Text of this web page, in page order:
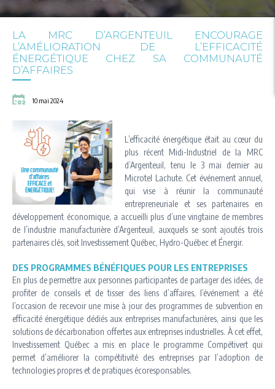
LA MRC D’ARGENTEUIL ENCOURAGE
L’AMÉLIORATION DE L’EFFICACITÉ
ÉNERGÉTIQUE CHEZ SA COMMUNAUTÉ
D’AFFAIRES
10 mai 2024
L’efficacité énergétique était au cœur du
plus récent Midi-Industriel de la MRC
d’Argenteuil, tenu le 3 mai dernier au
Microtel Lachute. Cet événement annuel,
qui vise à réunir la communauté
entrepreneuriale et ses partenaires en
développement économique, a accueilli plus d’une vingtaine de membres
de l’industrie manufacturière d’Argenteuil, auxquels se sont ajoutés trois
partenaires clés, soit Investissement Québec, Hydro-Québec et Énergir.
DES PROGRAMMES BÉNÉFIQUES POUR LES ENTREPRISES
En plus de permettre aux personnes participantes de partager des idées, de
profiter de conseils et de tisser des liens d’affaires, l’événement a été
l’occasion de recevoir une mise à jour des programmes de subvention en
efficacité énergétique dédiés aux entreprises manufacturières, ainsi que les
solutions de décarbonation offertes aux entreprises industrielles. À cet effet,
Investissement Québec a mis en place le programme Compétivert qui
permet d’améliorer la compétitivité des entreprises par l’adoption de
technologies propres et de pratiques écoresponsables.